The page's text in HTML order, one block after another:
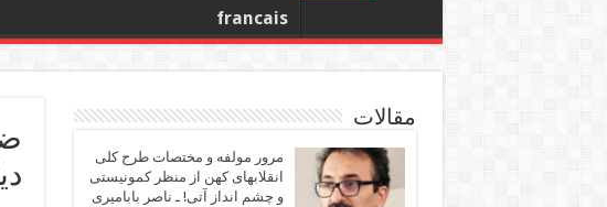
francais
مقالات
مرور مولفه و مختصات طرح کلی
انقلابهای کهن از منظر کمونیستی
و چشم انداز آتی! ـ ناصر بابامیری